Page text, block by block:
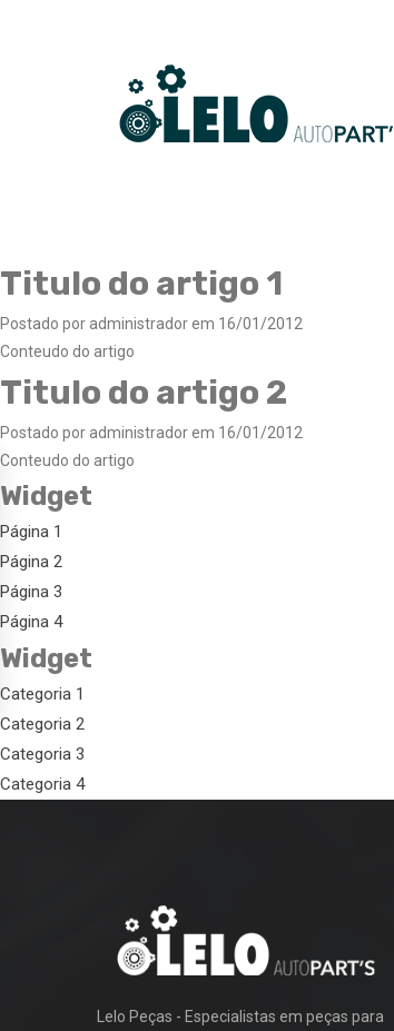
Titulo do artigo 1
Postado por administrador em 16/01/2012
Conteudo do artigo
Titulo do artigo 2
Postado por administrador em 16/01/2012
Conteudo do artigo
Widget
Página 1
Página 2
Página 3
Página 4
Widget
Categoria 1
Categoria 2
Categoria 3
Categoria 4
Lelo Peças - Especialistas em peças para